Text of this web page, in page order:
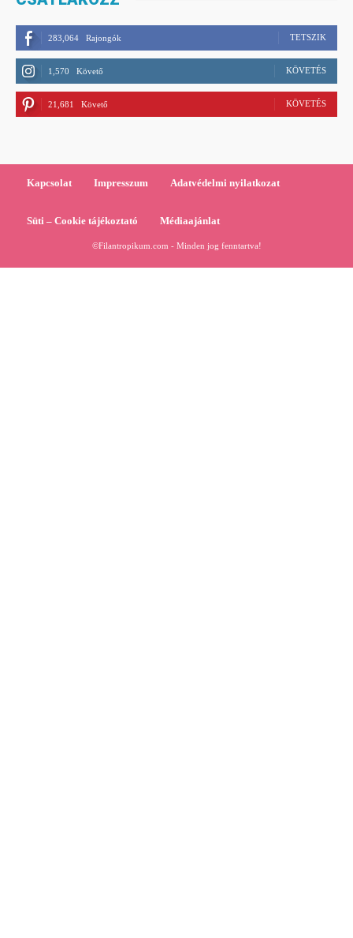
283,064 Rajongók TETSZIK
1,570 Követő KÖVETÉS
21,681 Követő KÖVETÉS
Kapcsolat Impresszum Adatvédelmi nyilatkozat
Süti – Cookie tájékoztató Médiaajánlat
©Filantropikum.com - Minden jog fenntartva!